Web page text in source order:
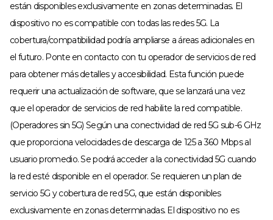
están disponibles exclusivamente en zonas determinadas. El
dispositivo no es compatible con todas las redes 5G. La
cobertura/compatibilidad podría ampliarse a áreas adicionales en
el futuro. Ponte en contacto con tu operador de servicios de red
para obtener más detalles y accesibilidad. Esta función puede
requerir una actualización de software, que se lanzará una vez
que el operador de servicios de red habilite la red compatible.
(Operadores sin 5G) Según una conectividad de red 5G sub-6 GHz
que proporciona velocidades de descarga de 125 a 360 Mbps al
usuario promedio. Se podrá acceder a la conectividad 5G cuando
la red esté disponible en el operador. Se requieren un plan de
servicio 5G y cobertura de red 5G, que están disponibles
exclusivamente en zonas determinadas. El dispositivo no es